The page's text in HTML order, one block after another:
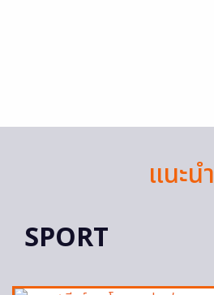
แนะนำ
SPORT